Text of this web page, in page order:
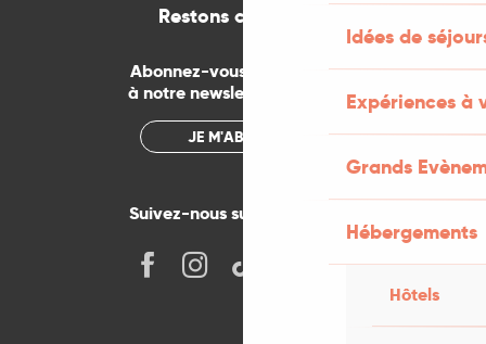
Idées de
Expériences à
Grands
Hébergements
Hôtels
Restons connectés
Abonnez-vous gratuitement
à notre newsletter mensuelle
JE M'ABONNE
Suivez-nous sur les réseaux !